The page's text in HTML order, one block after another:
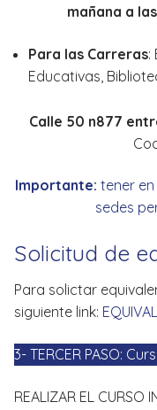
mañana a las
Para las Carreras:
Educativas,
Calle 50 n877
Importante: tener
sedes
Solicitud de
Para solictar
siguiente link:
3- TERCER PASO:
REALIZAR EL CURSO